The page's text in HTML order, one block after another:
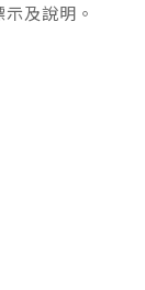
及說明。